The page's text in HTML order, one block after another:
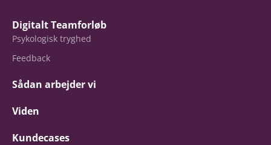
Digitalt Teamforløb
Psykologisk tryghed
Feedback
Sådan arbejder vi
Viden
Kundecases